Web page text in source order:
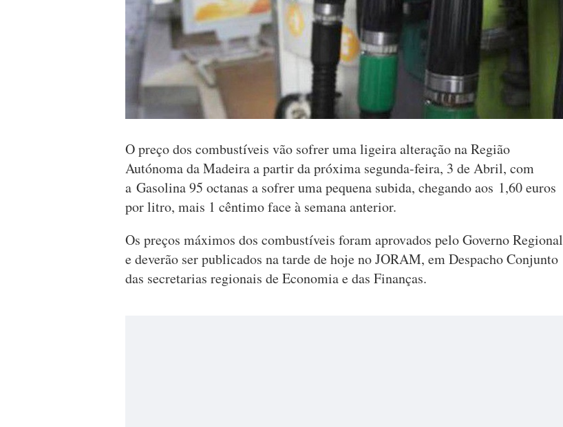
O preço dos combustíveis vão sofrer uma ligeira alteração na Região
Autónoma da Madeira a partir da próxima segunda-feira, 3 de Abril, com
a Gasolina 95 octanas a sofrer uma pequena subida, chegando aos 1,60 euros
por litro, mais 1 cêntimo face à semana anterior.
Os preços máximos dos combustíveis foram aprovados pelo Governo Regional
e deverão ser publicados na tarde de hoje no JORAM, em Despacho Conjunto
das secretarias regionais de Economia e das Finanças.